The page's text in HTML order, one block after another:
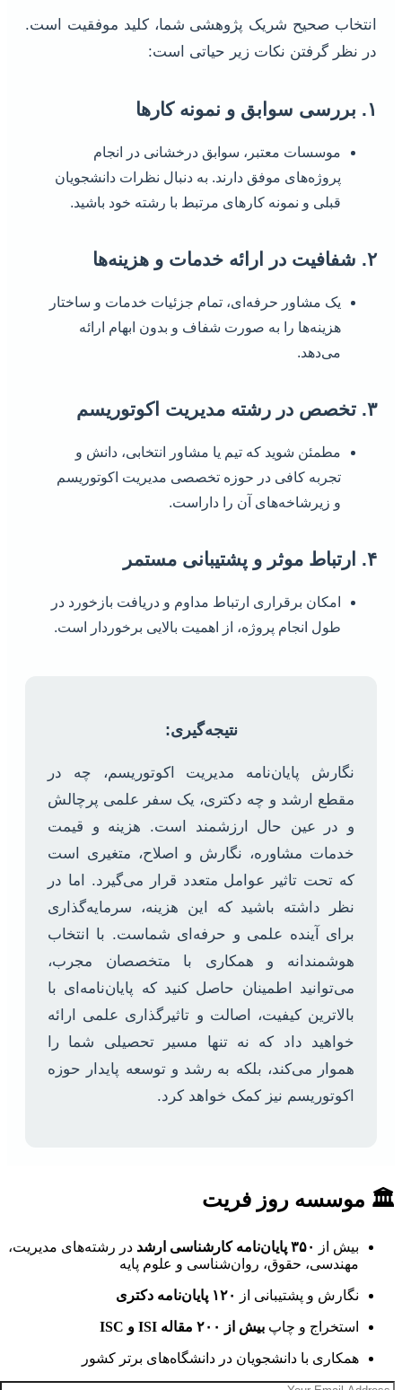
انتخاب صحیح شریک پژوهشی شما، کلید موفقیت است.
در نظر گرفتن نکات زیر حیاتی است:
۱. بررسی سوابق و نمونه کارها
موسسات معتبر، سوابق درخشانی در انجام
پروژه‌های موفق دارند. به دنبال نظرات دانشجویان
قبلی و نمونه کارهای مرتبط با رشته خود باشید.
۲. شفافیت در ارائه خدمات و هزینه‌ها
یک مشاور حرفه‌ای، تمام جزئیات خدمات و ساختار
هزینه‌ها را به صورت شفاف و بدون ابهام ارائه
می‌دهد.
۳. تخصص در رشته مدیریت اکوتوریسم
مطمئن شوید که تیم یا مشاور انتخابی، دانش و
تجربه کافی در حوزه تخصصی مدیریت اکوتوریسم
و زیرشاخه‌های آن را داراست.
۴. ارتباط موثر و پشتیبانی مستمر
امکان برقراری ارتباط مداوم و دریافت بازخورد در
طول انجام پروژه، از اهمیت بالایی برخوردار است.
نتیجه‌گیری:
نگارش پایان‌نامه مدیریت اکوتوریسم، چه در
مقطع ارشد و چه دکتری، یک سفر علمی پرچالش
و در عین حال ارزشمند است. هزینه و قیمت
خدمات مشاوره، نگارش و اصلاح، متغیری است
که تحت تاثیر عوامل متعدد قرار می‌گیرد. اما در
نظر داشته باشید که این هزینه، سرمایه‌گذاری
برای آینده علمی و حرفه‌ای شماست. با انتخاب
هوشمندانه و همکاری با متخصصان مجرب،
می‌توانید اطمینان حاصل کنید که پایان‌نامه‌ای با
بالاترین کیفیت، اصالت و تاثیرگذاری علمی ارائه
خواهید داد که نه تنها مسیر تحصیلی شما را
هموار می‌کند، بلکه به رشد و توسعه پایدار حوزه
اکوتوریسم نیز کمک خواهد کرد.
🏛 موسسه روز فریت
بیش از ۳۵۰ پایان‌نامه کارشناسی ارشد
در رشته‌های مدیریت،
مهندسی، حقوق، روان‌شناسی و علوم پایه
نگارش و پشتیبانی از ۱۲۰ پایان‌نامه دکتری
استخراج و چاپ بیش از ۲۰۰ مقاله ISI و ISC
همکاری با دانشجویان در دانشگاه‌های برتر کشور